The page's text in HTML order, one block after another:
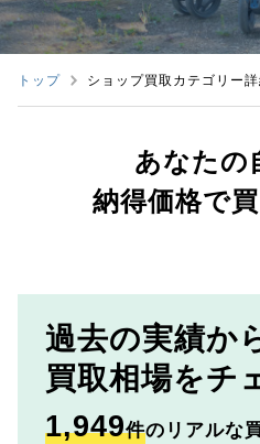
トップ ショップ買取カテゴリー詳
あなたの
納得価格で
過去の実績か
買取相場をチ
1,949件のリアルな